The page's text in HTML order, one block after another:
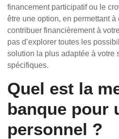
financement participatif ou le
être une option, en permettant
contribuer financièrement à
pas d’explorer toutes les
solution la plus adaptée à votre
spécifiques.
Quel est la
banque pour
personnel ?